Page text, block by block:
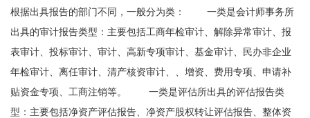
根据出具报告的部门不同，一般分为类： 一类是会计师事务所
出具的审计报告类型：主要包括工商年检审计、解除异常审计、报
表审计、投标审计、审计、高新专项审计、基金审计、民办非企业
年检审计、离任审计、清产核资审计、、增资、费用专项、申请补
贴资金专项、工商注销等。 一类是评估所出具的评估报告类
型：主要包括净资产评估报告、净资产股权转让评估报告、整体资